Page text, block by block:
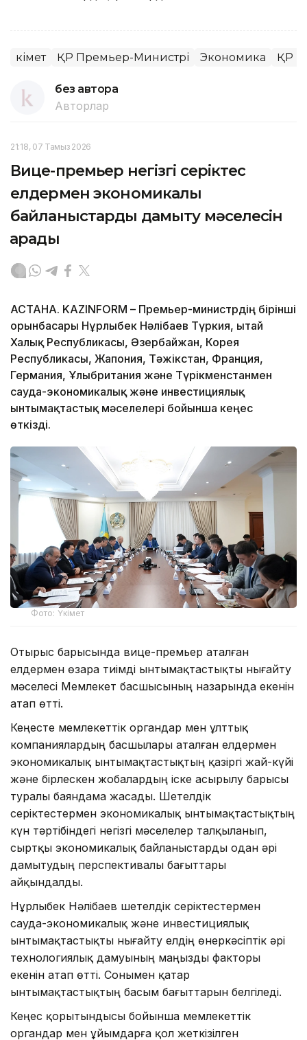
Үкімет ҚР Премьер-Министрі Экономика ҚР
без автора
Авторлар
21:18, 07 Тамыз 2026
Вице-премьер негізгі серіктес
елдермен экономикалық
байланыстарды дамыту мәселесін
қарады
АСТАНА. KAZINFORM – Премьер-министрдің бірінші
орынбасары Нұрлыбек Нәлібаев Түркия, Қытай
Халық Республикасы, Әзербайжан, Корея
Республикасы, Жапония, Тәжікстан, Франция,
Германия, Ұлыбритания және Түрікменстанмен
сауда-экономикалық және инвестициялық
ынтымақтастық мәселелері бойынша кеңес
өткізді.
Фото: Үкімет
Отырыс барысында вице-премьер аталған
елдермен өзара тиімді ынтымақтастықты нығайту
мәселесі Мемлекет басшысының назарында екенін
атап өтті.
Кеңесте мемлекеттік органдар мен ұлттық
компаниялардың басшылары аталған елдермен
экономикалық ынтымақтастықтың қазіргі жай-күйі
және бірлескен жобалардың іске асырылу барысы
туралы баяндама жасады. Шетелдік
серіктестермен экономикалық ынтымақтастықтың
күн тәртібіндегі негізгі мәселелер талқыланып,
сыртқы экономикалық байланыстарды одан әрі
дамытудың перспективалы бағыттары
айқындалды.
Нұрлыбек Нәлібаев шетелдік серіктестермен
сауда-экономикалық және инвестициялық
ынтымақтастықты нығайту елдің өнеркәсіптік әрі
технологиялық дамуының маңызды факторы
екенін атап өтті. Сонымен қатар
ынтымақтастықтың басым бағыттарын белгіледі.
Кеңес қорытындысы бойынша мемлекеттік
органдар мен ұйымдарға қол жеткізілген